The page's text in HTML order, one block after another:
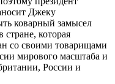
Джеку
коварный замысел
стране, которая
со своими товарищами
мирового масштаба и
России и